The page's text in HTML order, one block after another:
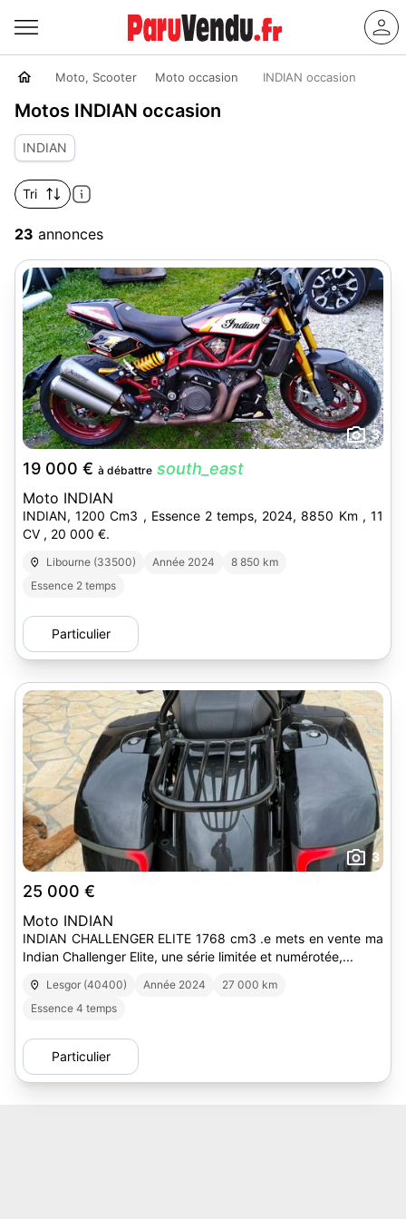
Moto, Scooter Moto occasion INDIAN occasion
Motos INDIAN occasion
INDIAN
Tri
23 annonces
3
19 000 € à débattre south_east
Moto INDIAN
INDIAN, 1200 Cm3 , Essence 2 temps, 2024, 8850 Km , 11
CV , 20 000 €.
Libourne (33500) Année 2024
8 850 km
Essence 2 temps
Particulier
3
25 000 €
Moto INDIAN
INDIAN CHALLENGER ELITE 1768 cm3 .e mets en vente ma
Indian Challenger Elite, une série limitée et numérotée,...
Lesgor (40400) Année 2024
27 000 km
Essence 4 temps
Particulier